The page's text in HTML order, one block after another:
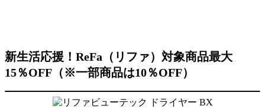
新生活応援！ReFa（リファ）対象商品最大
15％OFF （※一部商品は10％OFF）